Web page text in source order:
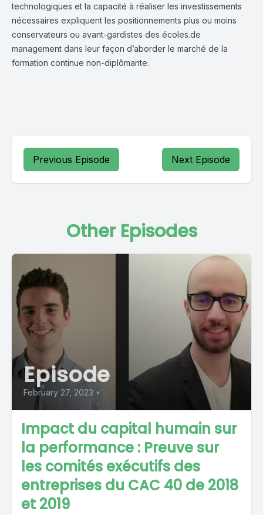
technologiques et la capacité à réaliser les investissements
nécessaires expliquent les positionnements plus ou moins
conservateurs ou avant-gardistes des écoles.de
management dans leur façon d’aborder le marché de la
formation continue non-diplômante.
Previous Episode Next Episode
Other Episodes
Episode
February 27, 2023 •
Impact du capital humain sur
la performance : Preuve sur
les comités exécutifs des
entreprises du CAC 40 de 2018
et 2019